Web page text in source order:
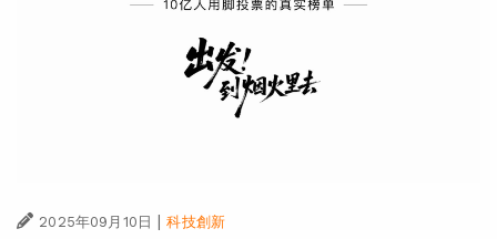
2025年09月10日 科技創新